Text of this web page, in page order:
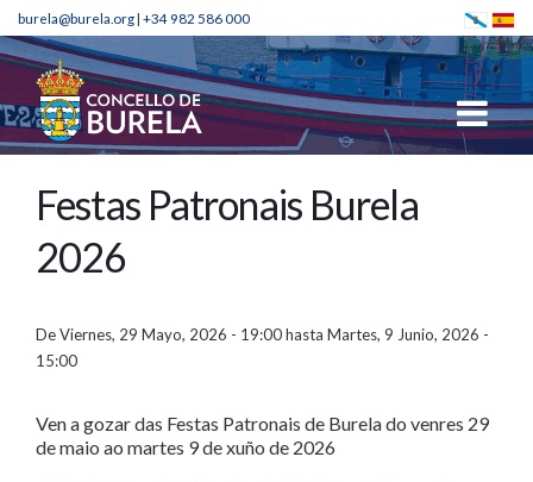
burela@burela.org| +34 982 586 000
Festas Patronais Burela
2026
DeViernes, 29 Mayo, 2026 - 19:00hasta Martes, 9 Junio, 2026 -
15:00
Ven a gozar das Festas Patronais de Burela do venres 29
de maio ao martes 9 de xuño de 2026